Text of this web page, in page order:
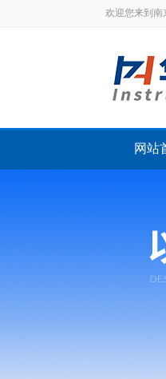
欢迎您来到南
网站